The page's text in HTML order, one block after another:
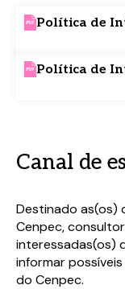
Preencha o
acesso ao
Preencha o
acesso ao
Política de
Política de
Canal de
Destinado as(os)
Cenpec,
interessadas(os)
informar
do Cenpec.